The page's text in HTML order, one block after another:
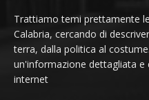
Trattiamo temi prettamente
Calabria, cercando di
terra, dalla politica al
un'informazione dettagliata
internet